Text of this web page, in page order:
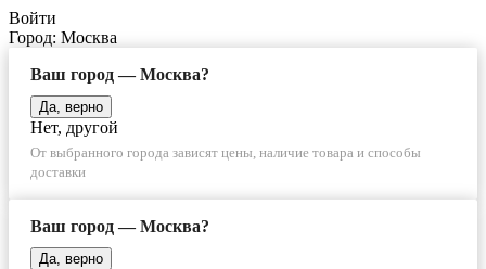
Войти
Город: Москва
Ваш город — Москва?
Да, верно
Нет, другой
От выбранного города зависят цены, наличие товара и способы
доставки
Ваш город — Москва?
Да, верно